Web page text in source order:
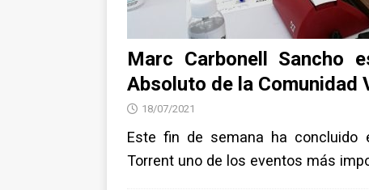
Marc Carbonell Sancho
Absoluto de la Comunidad
18/07/2021
Este fin de semana ha concluido
Torrent uno de los eventos más